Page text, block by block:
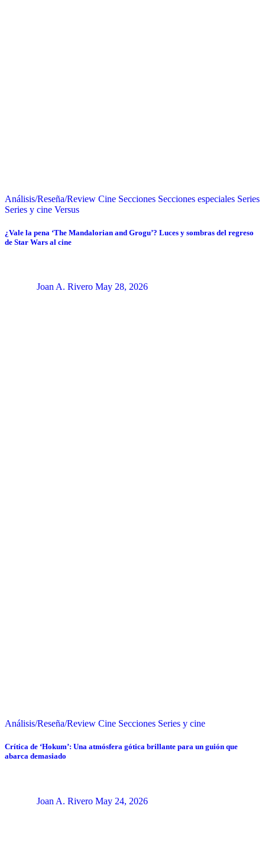
Análisis/Reseña/Review Cine Secciones Secciones especiales Series
Series y cine Versus
¿Vale la pena ‘The Mandalorian and Grogu’? Luces y sombras del regreso
de Star Wars al cine
Joan A. Rivero May 28, 2026
Análisis/Reseña/Review Cine Secciones Series y cine
Crítica de ‘Hokum’: Una atmósfera gótica brillante para un guión que
abarca demasiado
Joan A. Rivero May 24, 2026